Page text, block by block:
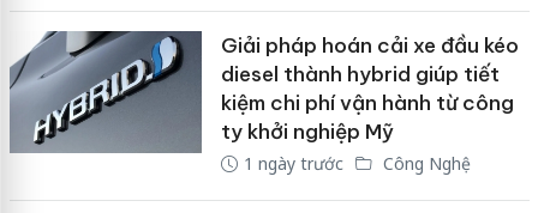
Giải pháp hoán cải xe đầu kéo
diesel thành hybrid giúp tiết
kiệm chi phí vận hành từ công
ty khởi nghiệp Mỹ
1 ngày trước Công Nghệ